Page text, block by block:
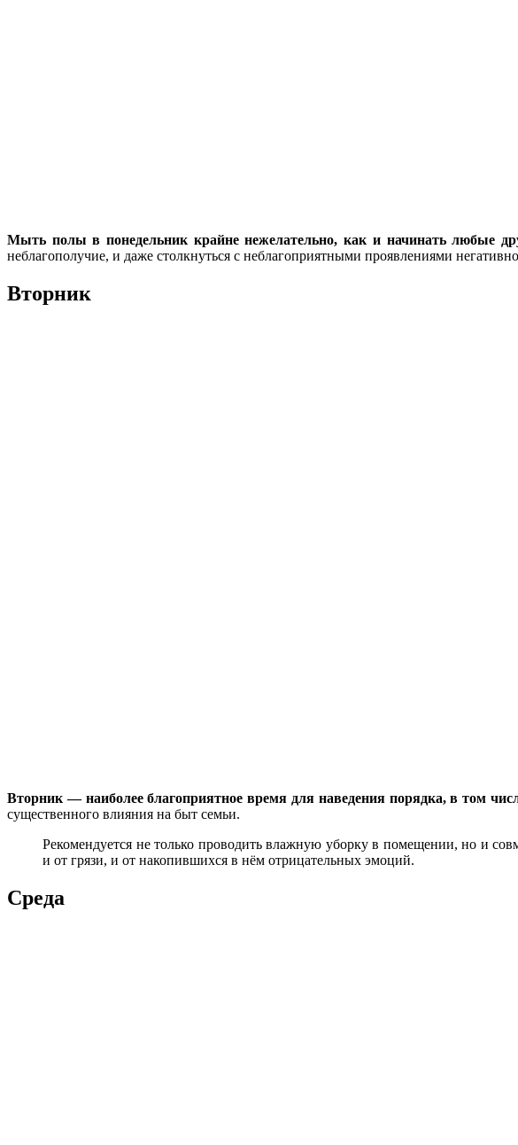
Мыть полы в понедельник крайне нежелательно, как и начинать любые
неблагополучие, и даже столкнуться с неблагоприятными проявлениями
Вторник
Вторник — наиболее благоприятное время для наведения порядка, в том
существенного влияния на быт семьи.
Рекомендуется не только проводить влажную уборку в помещении, но и
и от грязи, и от накопившихся в нём отрицательных эмоций.
Среда